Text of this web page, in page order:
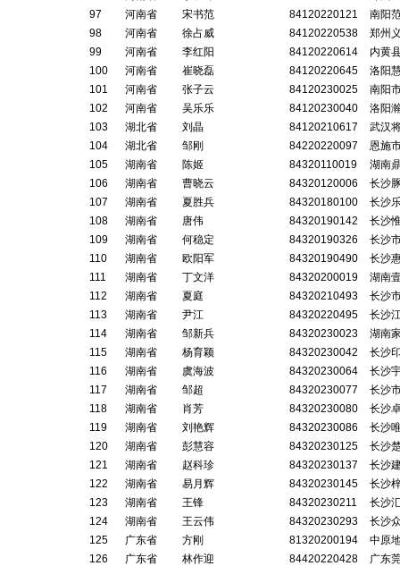
97
河南省 宋书范 84120220121
南阳
98
河南省 徐占威 84120220538
郑州
99
河南省 李红阳 84120220614
内黄
100
河南省 崔晓磊 84120220645
洛阳
101
河南省 张子云 84120230025
南阳
102
河南省 吴乐乐 84120230040
洛阳
103
湖北省 刘晶 84120210617
武汉
104
湖北省 邹刚 84220220097
恩施
105
湖南省 陈姬 84320110019
湖南
106
湖南省 曹晓云 84320120006
长沙
107
湖南省 夏胜兵 84320180100
长沙
108
湖南省 唐伟 84320190142
长沙
109
湖南省 何稳定 84320190326
长沙
110
湖南省 欧阳军 84320190490
长沙
111
湖南省 丁文洋 84320200019
湖南
112
湖南省 夏庭 84320210493
长沙
113
湖南省 尹江 84320220495
长沙
114
湖南省 邹新兵 84320230023
湖南
115
湖南省 杨育颖 84320230042
长沙
116
湖南省 虞海波 84320230064
长沙
117
湖南省 邹超 84320230077
长沙
118
湖南省 肖芳 84320230080
长沙
119
湖南省 刘艳辉 84320230086
长沙
120
湖南省 彭慧容 84320230125
长沙
121
湖南省 赵科珍 84320230137
长沙
122
湖南省 易月辉 84320230145
长沙
123
湖南省 王锋 84320230211
长沙
124
湖南省 王云伟 84320230293
长沙
125
广东省 方刚 81320200194
中原
126
广东省 林作迎 84420220428
广东